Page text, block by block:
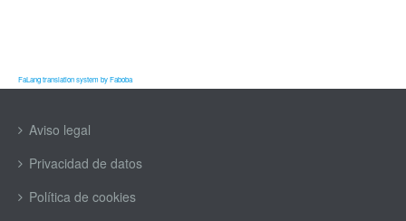
FaLang translation system by Faboba
Aviso legal
Privacidad de datos
Política de cookies